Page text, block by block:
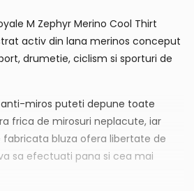
M Zephyr Merino Cool Thirt
activ din lana merinos conceput
drumetie, ciclism si sporturi de
miros puteti depune toate
frica de mirosuri neplacute, iar
bluza ofera libertate de
sa efectuati pana si cea mai